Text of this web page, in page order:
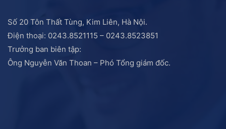
Số 20 Tôn Thất Tùng, Kim Liên, Hà Nội.
Điện thoại: 0243.8521115 – 0243.8523851
Trưởng ban biên tập:
Ông Nguyễn Văn Thoan – Phó Tổng giám đốc.